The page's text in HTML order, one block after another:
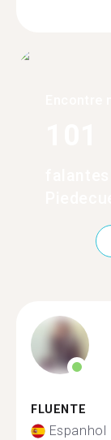
FLUENTE
Espanhol